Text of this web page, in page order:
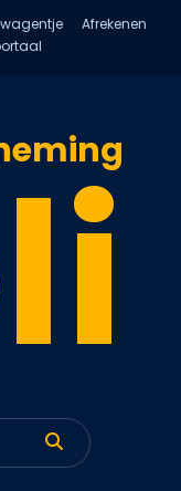
Afrekenen